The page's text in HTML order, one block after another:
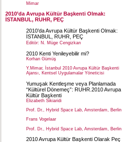
Mimar
2010’da Avrupa Kültür Başkenti Olmak:
İSTANBUL, RUHR, PEÇ
2010’da Avrupa Kültür Başkenti Olmak:
İSTANBUL, RUHR, PEÇ
Editör: N. Müge Cengizkan
2010 Kenti Yenileyebilir mi?
Korhan Gümüş
Y.Mimar, İstanbul 2010 Avrupa Kültür Başkenti
Ajansı, Kentsel Uygulamalar Yöneticisi
Yumuşak Kentleşme veya Planlamada
“Kültürel Dönemeç”: RUHR.2010 Avrupa
Kültür Başkenti
Elizabeth Sikiaridi
Prof. Dr., Hybrid Space Lab, Amsterdam, Berlin
Frans Vogelaar
Prof. Dr., Hybrid Space Lab, Amsterdam, Berlin
2010 Avrupa Kültür Başkenti Olarak Peç